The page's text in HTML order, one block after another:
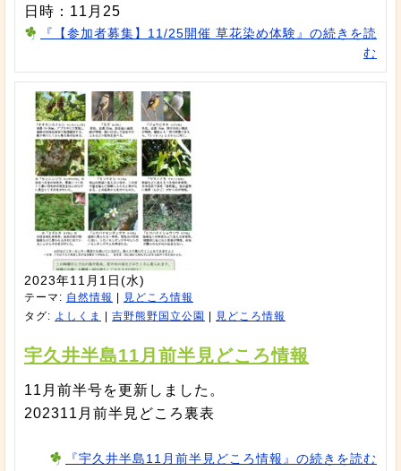
日時：11月25
『【参加者募集】11/25開催 草花染め体験』の続きを読
む
2023年11月1日(水)
テーマ: 自然情報
見どころ情報
タグ: よしくま 吉野熊野国立公園 見どころ情報
宇久井半島11月前半見どころ情報
11月前半号を更新しました。
202311月前半見どころ裏表
『宇久井半島11月前半見どころ情報』の続きを読む